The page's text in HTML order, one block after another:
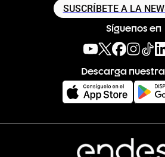
SUSCRÍBETE A LA
Síguenos en
Descarga